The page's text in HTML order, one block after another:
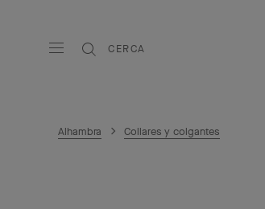
CERCA
Alhambra
Collares y colgantes